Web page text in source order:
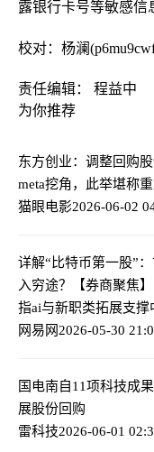
露银行卡号等敏感信
校对：杨澜
责任编辑： 程益中
为你推荐
东方创业：调整回购
meta挖角，此举堪称
猫眼电影2026-06-02
详解“比特币第一股”
入穷途？
【券商聚焦
指ai与新职类拓展支
网易网2026-05-30
国电南自11项科技成
展股份回购
雷科技2026-06-01